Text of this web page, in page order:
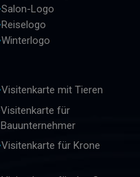
Salon-Logo
Reiselogo
Winterlogo
Visitenkarte mit Tieren
Visitenkarte für
Bauunternehmer
Visitenkarte für Krone